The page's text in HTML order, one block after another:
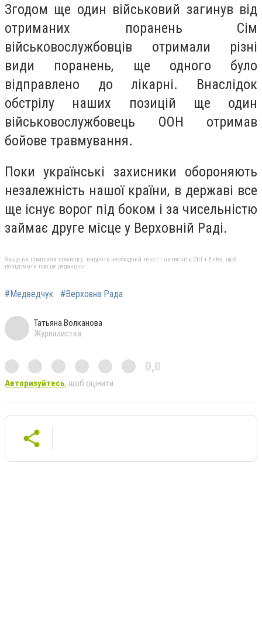
Згодом ще один військовий загинув від
отриманих поранень Сім
військовослужбовців отримали різні
види поранень, ще одного було
відправлено до лікарні. Внаслідок
обстрілу наших позицій ще один
військовослужбовець ООН отримав
бойове травмування.
Поки українські захисники обороняють
незалежність нашої країни, в державі все
ще існує ворог під боком і за чисельністю
займає друге місце у Верховній Раді.
Якщо ви помітили помилку, виділіть необхідний текст і натисніть Ctrl + Enter, щоб
повідомити про це редакцію
#Медведчук #Верховна Рада
Татьяна Волканова
Журналистка
0,0
Авторизуйтесь, щоб оцінити